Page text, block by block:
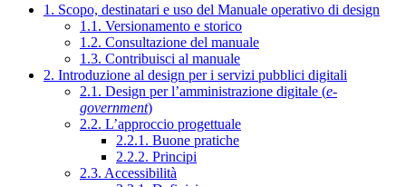
1. Scopo, destinatari e uso del Manuale operativo di design
1.1. Versionamento e storico
1.2. Consultazione del manuale
1.3. Contribuisci al manuale
2. Introduzione al design per i servizi pubblici digitali
2.1. Design per l’amministrazione digitale (e-
government)
2.2. L’approccio progettuale
2.2.1. Buone pratiche
2.2.2. Principi
2.3. Accessibilità